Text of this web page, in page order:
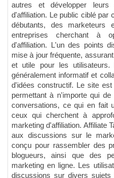
autres et développer leurs
d'affiliation. Le public ciblé par
débutants, des marketeurs
entreprises cherchant à
d'affiliation. L'un des points
mise à jour fréquente,
et utile pour les
généralement informatif et
d'idées constructif. Le site
permettant à n'importe qui
conversations, ce qui en fait
ceux qui cherchent à
marketing d'affiliation. Affiliate
aux discussions sur le
conçu pour rassembler des
blogueurs, ainsi que des
marketing en ligne. Les
discussions sur divers sujets